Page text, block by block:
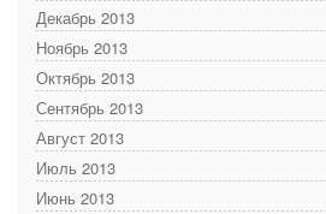
Декабрь 2013
Ноябрь 2013
Октябрь 2013
Сентябрь 2013
Август 2013
Июль 2013
Июнь 2013